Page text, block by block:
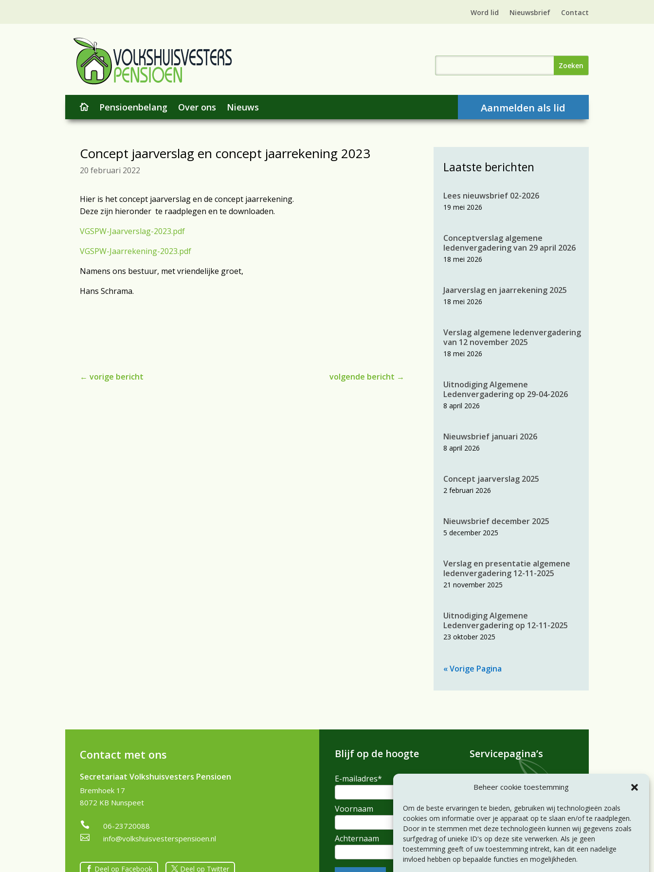
Beheer cookie toestemming
Om de beste ervaringen te bieden, gebruiken wij technologieën zoals
cookies om informatie over je apparaat op te slaan en/of te raadplegen.
Door in te stemmen met deze technologieën kunnen wij gegevens zoals
surfgedrag of unieke ID's op deze site verwerken. Als je geen
toestemming geeft of uw toestemming intrekt, kan dit een nadelige
invloed hebben op bepaalde functies en mogelijkheden.
Word lid Nieuwsbrief Contact
 Pensioenbelang Over ons Nieuws Aanmelden als lid
Concept jaarverslag en concept jaarrekening 2023
20 februari 2022
Hier is het concept jaarverslag en de concept jaarrekening.
Deze zijn hieronder te raadplegen en te downloaden.
VGSPW-Jaarverslag-2023.pdf
VGSPW-Jaarrekening-2023.pdf
Namens ons bestuur, met vriendelijke groet,
Hans Schrama.
←vorige bericht volgende bericht →
Laatste berichten
Lees nieuwsbrief 02-2026
19 mei 2026
Conceptverslag algemene
ledenvergadering van 29 april 2026
18 mei 2026
Jaarverslag en jaarrekening 2025
18 mei 2026
Verslag algemene ledenvergadering
van 12 november 2025
18 mei 2026
Uitnodiging Algemene
Ledenvergadering op 29-04-2026
8 april 2026
Nieuwsbrief januari 2026
8 april 2026
Concept jaarverslag 2025
2 februari 2026
Nieuwsbrief december 2025
5 december 2025
Verslag en presentatie algemene
ledenvergadering 12-11-2025
21 november 2025
Uitnodiging Algemene
Ledenvergadering op 12-11-2025
23 oktober 2025
« Vorige Pagina
Contact met ons
Secretariaat Volkshuisvesters Pensioen
Bremhoek 17
8072 KB Nunspeet
 06-23720088
 info@volkshuisvesterspensioen.nl
Deel op Facebook Deel op Twitter
Blijf op de hoogte
E-mailadres*
Voornaam
Achternaam
Servicepagina’s
Huishoudelijk reglement
Privacyverklaring
Disclaimer